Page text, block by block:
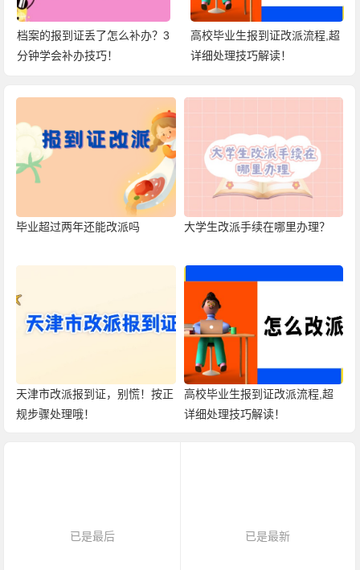
高校毕业生报到证改派流程,超
详细处理技巧解读！
高校就业报到证丢了怎么办?别
慌,补办技巧今天都教给你!
毕业超过两年还能改派吗 大学生改派手续在哪里办理？
天津市改派报到证，别慌！按正
规步骤处理哦！
高校毕业生报到证改派流程,超
详细处理技巧解读！
已是最后 已是最新